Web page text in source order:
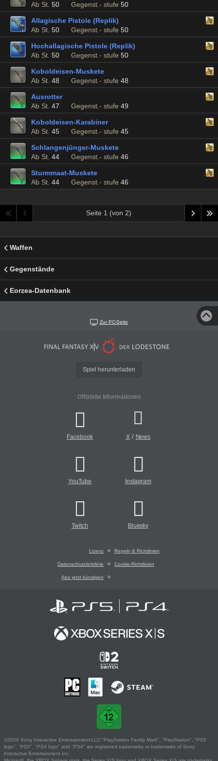
Ab St. 50 Gegenst.- stufe 50
Allagische Pistole (Replik)
Ab St. 50 Gegenst.- stufe 50
Hochallagische Pistole (Replik)
Ab St. 50 Gegenst.- stufe 50
Koboldeisen-Muskete
Ab St. 48 Gegenst.- stufe 48
Ausrotter
Ab St. 47 Gegenst.- stufe 49
Koboldeisen-Karabiner
Ab St. 45 Gegenst.- stufe 45
Schlangenjünger-Muskete
Ab St. 44 Gegenst.- stufe 46
Sturmmaat-Muskete
Ab St. 44 Gegenst.- stufe 46
Seite 1 (von 2)
Waffen
Gegenstände
Eorzea-Datenbank
Zur PC-Seite
Spiel herunterladen
Offizielle Informationen
Facebook X/ News
YouTube Instagram
Twitch Bluesky
Lizenz Regeln & Richtlinien
Datenschutzrichtlinie Cookie-Richtlinien
Abo jetzt kündigen
©2026 Sony Interactive Entertainment LLC."PlayStation Family Mark", "PlayStation", "PS5
logo", "PS5", "PS4 logo" and "PS4" are registered trademarks or trademarks of Sony
Interactive Entertainment Inc.